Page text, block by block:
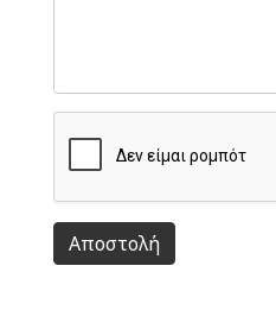
Αποστολή